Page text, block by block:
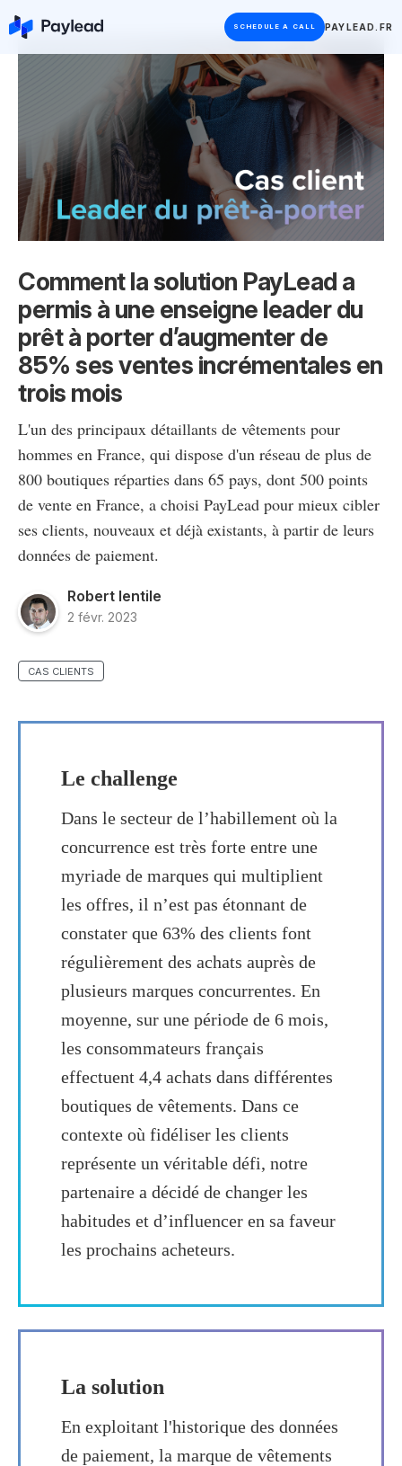
SCHEDULE A CALL PAYLEAD.FR
Comment la solution PayLead a
permis à une enseigne leader du
prêt à porter d’augmenter de
85% ses ventes incrémentales en
trois mois
L'un des principaux détaillants de vêtements pour
hommes en France, qui dispose d'un réseau de plus de
800 boutiques réparties dans 65 pays, dont 500 points
de vente en France, a choisi PayLead pour mieux cibler
ses clients, nouveaux et déjà existants, à partir de leurs
données de paiement.
Robert Ientile
2 févr. 2023
CAS CLIENTS
Le challenge
Dans le secteur de l’habillement où la
concurrence est très forte entre une
myriade de marques qui multiplient
les offres, il n’est pas étonnant de
constater que 63% des clients font
régulièrement des achats auprès de
plusieurs marques concurrentes. En
moyenne, sur une période de 6 mois,
les consommateurs français
effectuent 4,4 achats dans différentes
boutiques de vêtements. Dans ce
contexte où fidéliser les clients
représente un véritable défi, notre
partenaire a décidé de changer les
habitudes et d’influencer en sa faveur
les prochains acheteurs.
La solution
En exploitant l'historique des données
de paiement, la marque de vêtements